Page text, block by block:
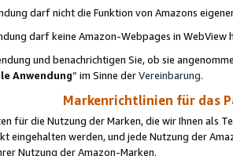
darf nicht die Funktion von Amazons
darf keine Amazon-Webpages in WebView
und benachrichtigen Sie, ob sie
Anwendung“ im Sinne derVereinbarung.
Markenrichtlinien für das
für die Nutzung der Marken, die wir Ihnen als
eingehalten werden, und jede Nutzung der
Nutzung der Amazon-Marken.